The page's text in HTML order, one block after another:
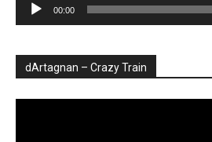
00:00
dArtagnan – Crazy Train